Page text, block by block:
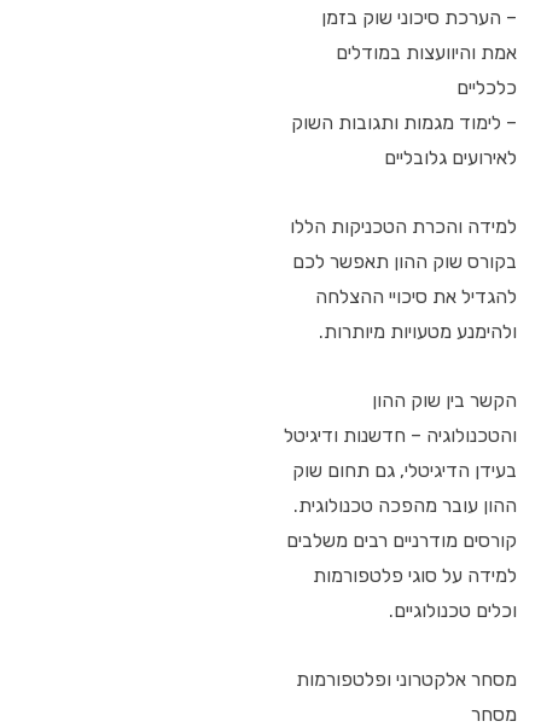
– הערכת סיכוני שוק בזמן
אמת והיוועצות במודלים
כלכליים
– לימוד מגמות ותגובות השוק
לאירועים גלובליים
למידה והכרת הטכניקות הללו
בקורס שוק ההון תאפשר לכם
להגדיל את סיכויי ההצלחה
ולהימנע מטעויות מיותרות.
הקשר בין שוק ההון
והטכנולוגיה – חדשנות ודיגיטל
בעידן הדיגיטלי, גם תחום שוק
ההון עובר מהפכה טכנולוגית.
קורסים מודרניים רבים משלבים
למידה על סוגי פלטפורמות
וכלים טכנולוגיים.
מסחר אלקטרוני ופלטפורמות
מסחר